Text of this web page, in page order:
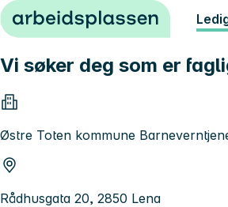
Hopp til innhold
Vi søker deg som er
Østre Toten kommune
Rådhusgata 20, 2850 Lena